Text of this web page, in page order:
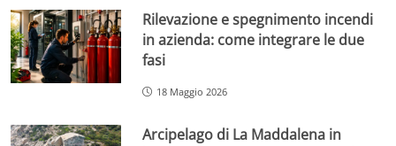
Rilevazione e spegnimento incendi
in azienda: come integrare le due
fasi
18 Maggio 2026
Arcipelago di La Maddalena in